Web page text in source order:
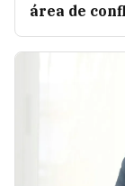
área de